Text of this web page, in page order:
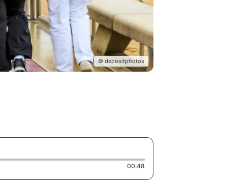
© depositphotos
00:48